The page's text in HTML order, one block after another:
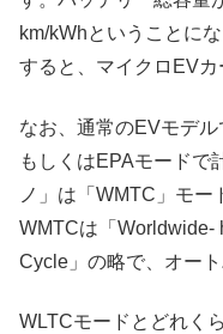
km/kWhということに
すると、マイクロEVカ
なお、通常のEVモデ
もしくはEPAモードで
ノ」は「WMTC」モー
WMTCは「Worldwide-
Cycle」の略で、オー
WLTCモードとどれく